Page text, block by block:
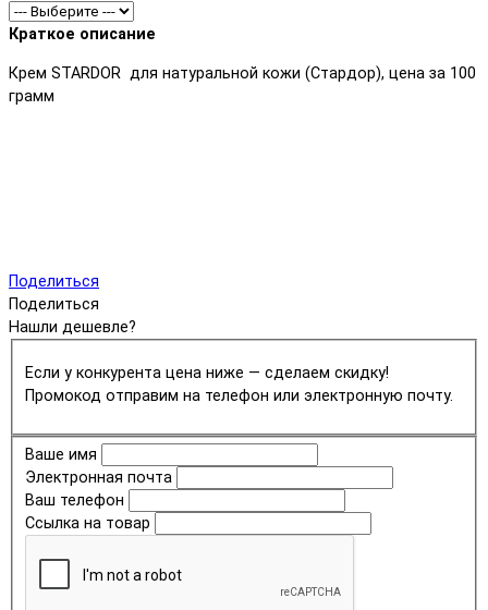
Краткое описание
Крем STARDOR для натуральной кожи (Стардор), цена за 100
грамм
Поделиться
Поделиться
Нашли дешевле?
Если у конкурента цена ниже — сделаем скидку!
Промокод отправим на телефон или электронную почту.
Ваше имя
Электронная почта
Ваш телефон
Ссылка на товар